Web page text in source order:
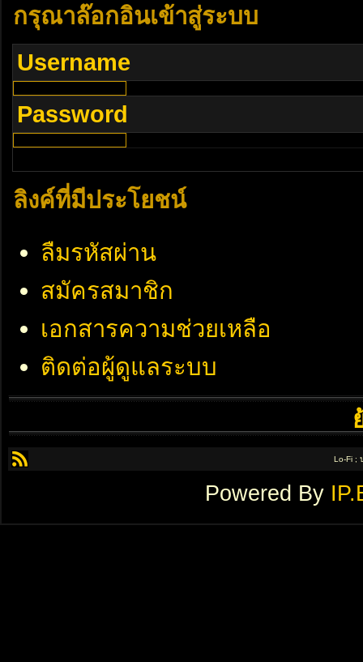
กรุณาล๊อกอินเข้าสู่ระบบ
Username
Password
ลิงค์ที่มีประโยชน์
ลืมรหัสผ่าน
สมัครสมาชิก
เอกสารความช่วยเหลือ
ติดต่อผู้ดูแลระบบ
Lo-Fi ;
Powered By